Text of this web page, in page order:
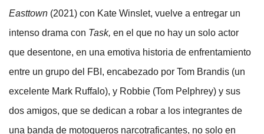
Easttown (2021) con Kate Winslet, vuelve a entregar un
intenso drama con Task, en el que no hay un solo actor
que desentone, en una emotiva historia de enfrentamiento
entre un grupo del FBI, encabezado por Tom Brandis (un
excelente Mark Ruffalo), y Robbie (Tom Pelphrey) y sus
dos amigos, que se dedican a robar a los integrantes de
una banda de motoqueros narcotraficantes, no solo en